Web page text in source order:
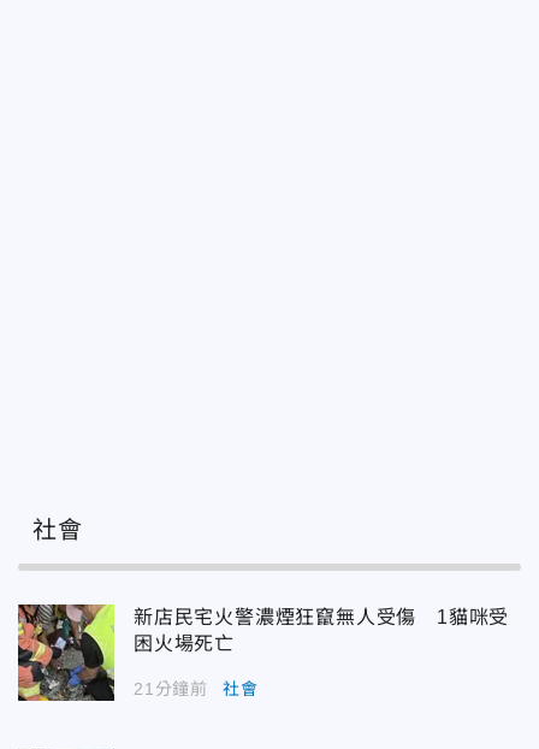
社會
新店民宅火警濃煙狂竄無人受傷 1貓咪受
困火場死亡
21分鐘前 社會